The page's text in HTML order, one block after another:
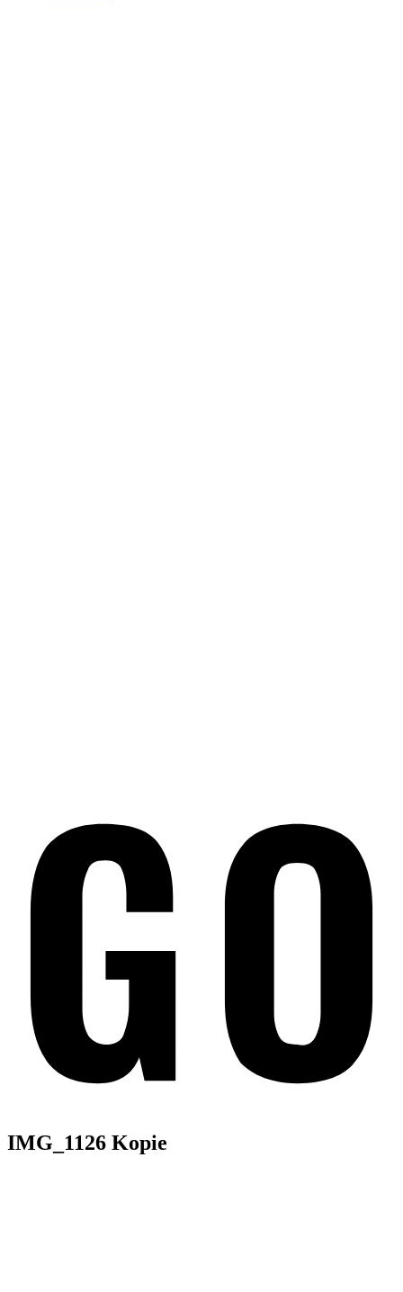
IMG_1126 Kopie